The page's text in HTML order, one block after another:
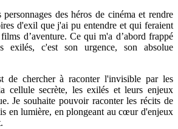
des héros de cinéma et rendre
d'exil que j'ai pu entendre et qui feraient
d’aventure. Ce qui m'a d’abord frappé
exilés, c'est son urgence, son absolue
de chercher à raconter l'invisible par les
cellule secrète, les exilés et leurs enjeux
Je souhaite pouvoir raconter les récits de
en lumière, en plongeant au cœur d'enjeux